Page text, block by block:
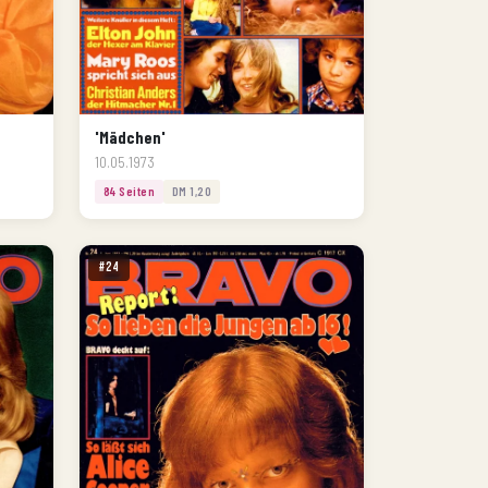
'Mädchen'
10.05.1973
84 Seiten DM 1,20
#24